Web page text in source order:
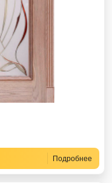
Подробнее